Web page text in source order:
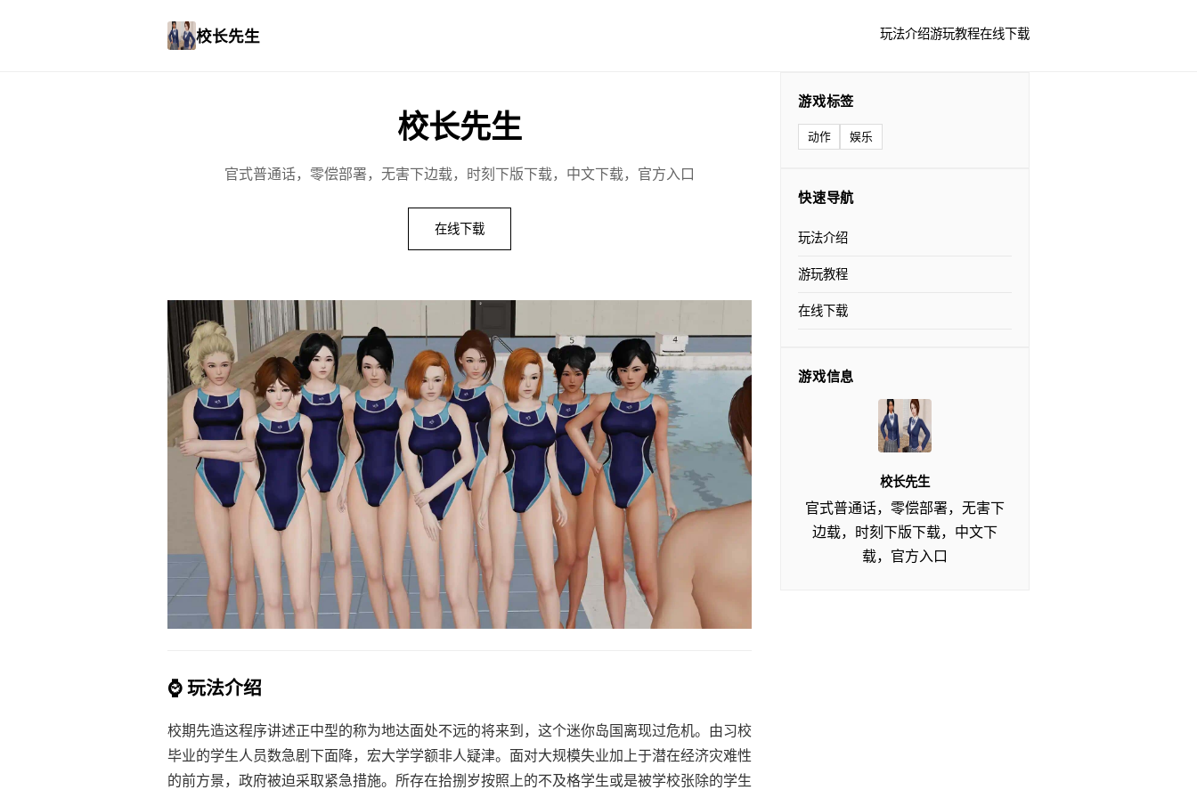
校长先生 玩法介绍游玩教程在线下载
校长先生
官式普通话，零偿部署，无害下边载，时刻下版下载，中文下载，官方入口
在线下载
⌚ 玩法介绍
校期先造这程序讲述正中型的称为地达面处不远的将来到，这个迷你岛国离现过危机。由习校
毕业的学生人员数急剧下面降，宏大学学额非人疑津。面对大规模失业加上于潜在经济灾难性
的前方景，政府被迫采取紧急措施。所存在拾捌岁按照上的不及格学生或是被学校张除的学生
游戏标签
动作 娱乐
快速导航
玩法介绍
游玩教程
在线下载
游戏信息
校长先生
官式普通话，零偿部署，无害下
边载，时刻下版下载，中文下
载，官方入口